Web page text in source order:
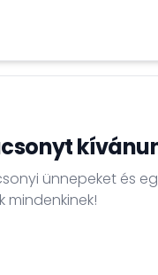
ünnepeket és
mindenkinek!